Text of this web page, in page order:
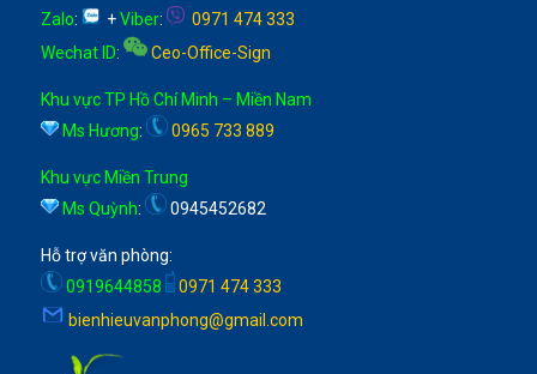
Zalo: +Viber:
0971 474 333
Wechat ID: Ceo-Office-Sign
Khu vực TP Hồ Chí Minh – Miền Nam
Ms Hương: 0965 733 889
Khu vực Miền Trung
Ms Quỳnh: 0945452682
Hỗ trợ văn phòng:
0919644858
0971 474 333
bienhieuvanphong@gmail.com